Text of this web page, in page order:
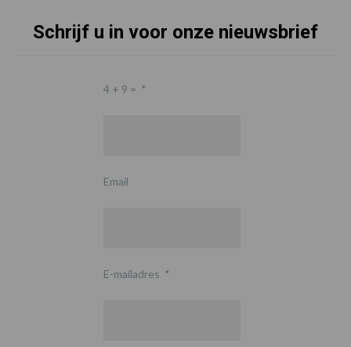
Schrijf u in voor onze nieuwsbrief
4 + 9 = *
Email
E-mailadres *